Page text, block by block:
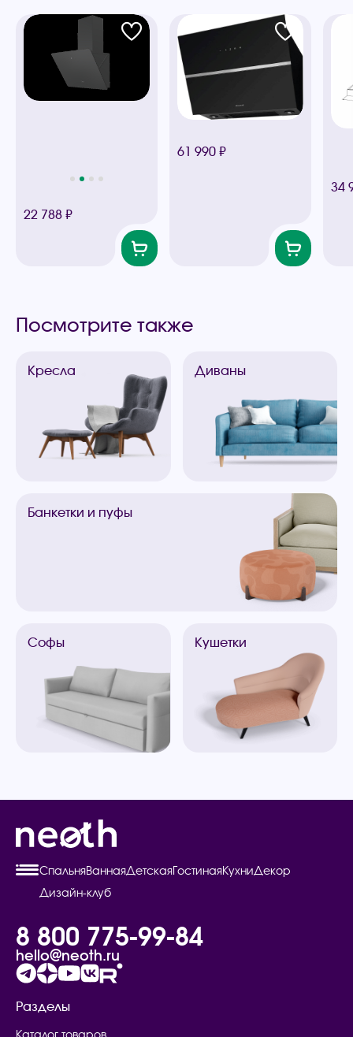
22 788 ₽
61 990 ₽
34
Посмотрите также
Кресла Диваны
Банкетки и пуфы
Софы Кушетки
СпальняВаннаяДетскаяГостинаяКухниДекор
Дизайн-клуб
8 800 775-99-84
hello@neoth.ru
Разделы